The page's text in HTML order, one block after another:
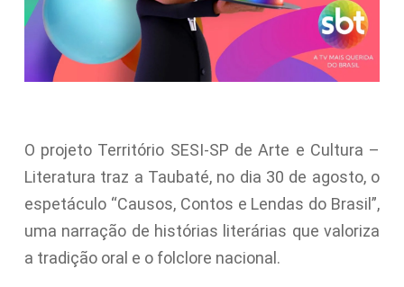
O projeto Território SESI-SP de Arte e Cultura –
Literatura traz a Taubaté, no dia 30 de agosto, o
espetáculo “Causos, Contos e Lendas do Brasil”,
uma narração de histórias literárias que valoriza
a tradição oral e o folclore nacional.